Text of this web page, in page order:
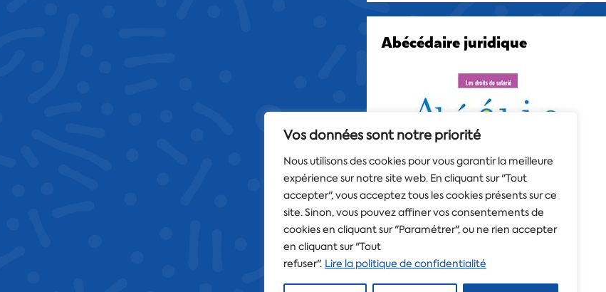
Vos données sont notre priorité
Nous utilisons des cookies pour vous garantir la meilleure
expérience sur notre site web. En cliquant sur "Tout
accepter", vous acceptez tous les cookies présents sur ce
site. Sinon, vous pouvez affiner vos consentements de
cookies en cliquant sur "Paramétrer", ou ne rien accepter
en cliquant sur "Tout
refuser". Lire la politique de confidentialité
Abécédaire juridique